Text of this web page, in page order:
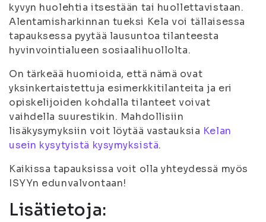
kyvyn huolehtia itsestään tai huollettavistaan.
Alentamisharkinnan tueksi Kela voi tällaisessa
tapauksessa pyytää lausuntoa tilanteesta
hyvinvointialueen sosiaalihuollolta.
On tärkeää huomioida, että nämä ovat
yksinkertaistettuja esimerkkitilanteita ja eri
opiskelijoiden kohdalla tilanteet voivat
vaihdella suurestikin. Mahdollisiin
lisäkysymyksiin voit löytää vastauksia Kelan
usein kysytyistä kysymyksistä.
Kaikissa tapauksissa voit olla yhteydessä myös
ISYYn edunvalvontaan!
Lisätietoja: